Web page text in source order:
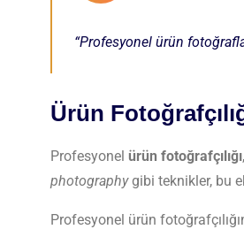
“Profesyonel ürün
Ürün
Profesyonel ürün fotoğrafçılığı
photographygibi teknikler, bu
Profesyonel ürün